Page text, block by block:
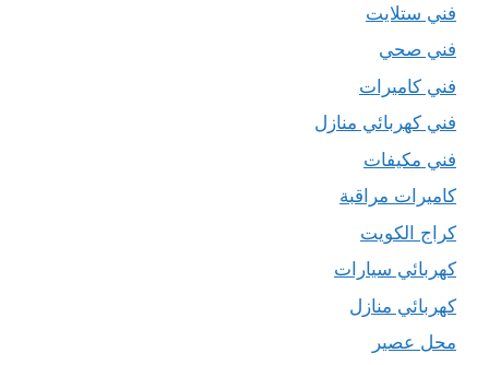
فني ستلايت
فني صحي
فني كاميرات
فني كهربائي منازل
فني مكيفات
كاميرات مراقبة
كراج الكويت
كهربائي سيارات
كهربائي منازل
محل عصير